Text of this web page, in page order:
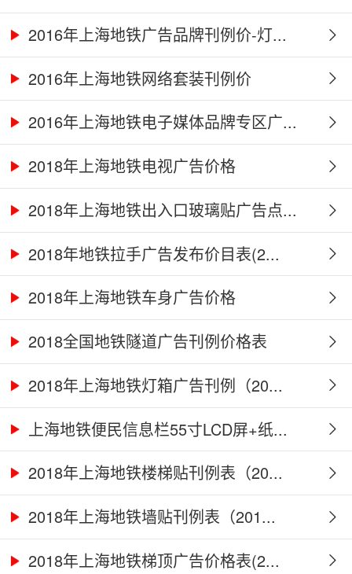
2016年上海地铁广告品牌刊例价-灯...
2016年上海地铁网络套装刊例价
2016年上海地铁电子媒体品牌专区广...
2018年上海地铁电视广告价格
2018年上海地铁出入口玻璃贴广告点...
2018年地铁拉手广告发布价目表(2...
2018年上海地铁车身广告价格
2018全国地铁隧道广告刊例价格表
2018年上海地铁灯箱广告刊例（20...
上海地铁便民信息栏55寸LCD屏+纸...
2018年上海地铁楼梯贴刊例表（20...
2018年上海地铁墙贴刊例表（201...
2018年上海地铁梯顶广告价格表(2...